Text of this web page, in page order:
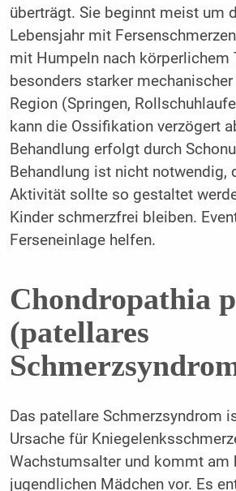
überträgt. Sie beginnt meist um
Lebensjahr mit
mit Humpeln nach körperlichem
besonders starker
Region (Springen,
kann die Ossifikation verzögert
Behandlung erfolgt durch
Behandlung ist nicht notwendig,
Aktivität sollte so gestaltet
Kinder schmerzfrei bleiben.
Ferseneinlage helfen.
Chondropathia
(patellares
Das patellare Schmerzsyndrom
Ursache für
Wachstumsalter und kommt am
jugendlichen Mädchen vor. Es